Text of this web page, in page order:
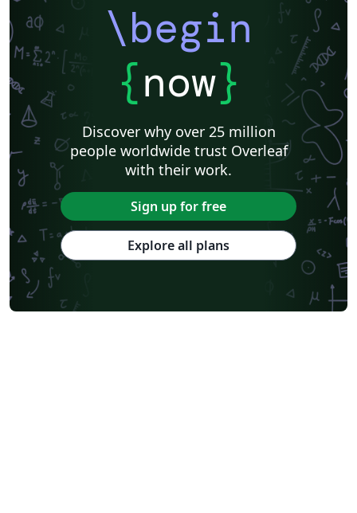
\begin
{now}
Discover why over 25 million
people worldwide trust Overleaf
with their work.
Sign up for free
Explore all plans